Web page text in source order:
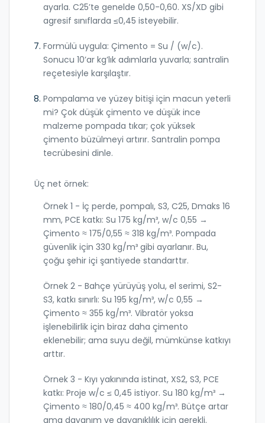
ayarla. C25’te genelde 0,50-0,60. XS/XD gibi
agresif sınıflarda ≤0,45 isteyebilir.
Formülü uygula: Çimento = Su / (w/c).
Sonucu 10’ar kg’lık adımlarla yuvarla; santralin
reçetesiyle karşılaştır.
Pompalama ve yüzey bitişi için macun yeterli
mi? Çok düşük çimento ve düşük ince
malzeme pompada tıkar; çok yüksek
çimento büzülmeyi artırır. Santralin pompa
tecrübesini dinle.
Üç net örnek:
Örnek 1 - İç perde, pompalı, S3, C25, Dmaks 16
mm, PCE katkı: Su 175 kg/m³, w/c 0,55 →
Çimento ≈ 175/0,55 ≈ 318 kg/m³. Pompada
güvenlik için 330 kg/m³ gibi ayarlanır. Bu,
çoğu şehir içi şantiyede standarttır.
Örnek 2 - Bahçe yürüyüş yolu, el serimi, S2-
S3, katkı sınırlı: Su 195 kg/m³, w/c 0,55 →
Çimento ≈ 355 kg/m³. Vibratör yoksa
işlenebilirlik için biraz daha çimento
eklenebilir; ama suyu değil, mümkünse katkıyı
arttır.
Örnek 3 - Kıyı yakınında istinat, XS2, S3, PCE
katkı: Proje w/c ≤ 0,45 istiyor. Su 180 kg/m³ →
Çimento ≈ 180/0,45 ≈ 400 kg/m³. Bütçe artar
ama dayanım ve dayanıklılık için gerekli.